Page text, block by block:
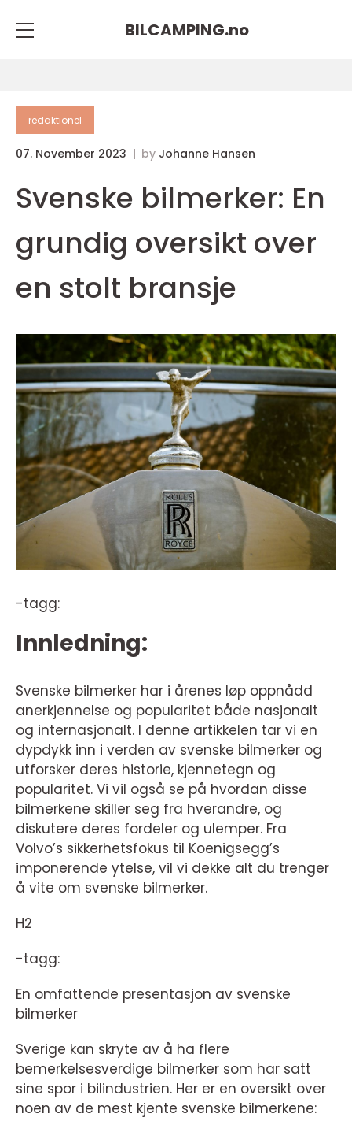
BILCAMPING.no
redaktionel
07. November 2023 by Johanne Hansen
Svenske bilmerker: En
grundig oversikt over
en stolt bransje
-tagg:
Innledning:
Svenske bilmerker har i årenes løp oppnådd
anerkjennelse og popularitet både nasjonalt
og internasjonalt. I denne artikkelen tar vi en
dypdykk inn i verden av svenske bilmerker og
utforsker deres historie, kjennetegn og
popularitet. Vi vil også se på hvordan disse
bilmerkene skiller seg fra hverandre, og
diskutere deres fordeler og ulemper. Fra
Volvo’s sikkerhetsfokus til Koenigsegg’s
imponerende ytelse, vil vi dekke alt du trenger
å vite om svenske bilmerker.
H2
-tagg:
En omfattende presentasjon av svenske
bilmerker
Sverige kan skryte av å ha flere
bemerkelsesverdige bilmerker som har satt
sine spor i bilindustrien. Her er en oversikt over
noen av de mest kjente svenske bilmerkene: